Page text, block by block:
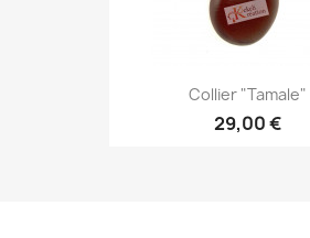
Collier "Tamale"
29,00 €